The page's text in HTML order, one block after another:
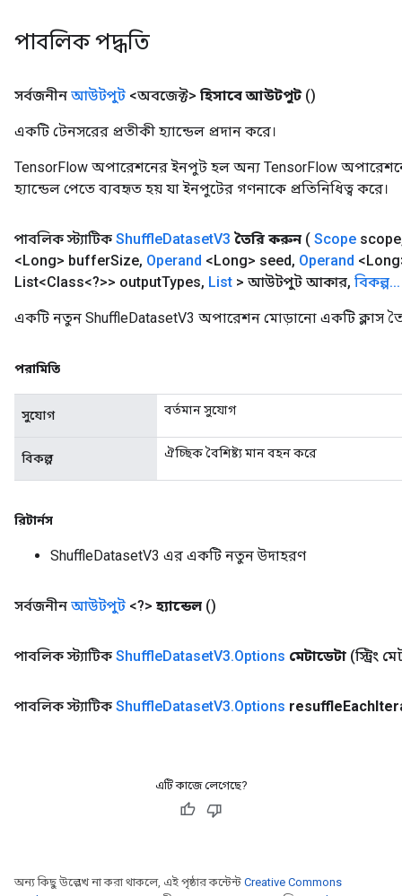
পাবলিক পদ্ধতি
সর্বজনীন আউটপুট <অবজেক্ট> হিসাবে আউটপুট ()
একটি টেনসরের প্রতীকী হ্যান্ডেল প্রদান করে।
TensorFlow অপারেশনের ইনপুট হল অন্য TensorFlow
হ্যান্ডেল পেতে ব্যবহৃত হয় যা ইনপুটের গণনাকে প্রতিনিধিত্ব করে।
পাবলিক স্ট্যাটিক ShuffleDatasetV3 তৈরি করুন ( Scope scope
<Long> bufferSize, Operand <Long> seed, Operand
List<Class<?>> outputTypes, List > আউটপুট আকার, বিকল্প...
একটি নতুন ShuffleDatasetV3 অপারেশন মোড়ানো একটি ক্লাস
পরামিতি
সুযোগ বর্তমান সুযোগ
বিকল্প ঐচ্ছিক বৈশিষ্ট্য মান বহন করে
রিটার্নস
ShuffleDatasetV3 এর একটি নতুন উদাহরণ
সর্বজনীন আউটপুট <?> হ্যান্ডেল ()
পাবলিক স্ট্যাটিক ShuffleDatasetV3.Options মেটাডেটা (স্ট্রিং
পাবলিক স্ট্যাটিক ShuffleDatasetV3.Options resuffleEach
এটি কাজে লেগেছে?
অন্য কিছু উল্লেখ না করা থাকলে, এই পৃষ্ঠার কন্টেন্ট Creative Commons